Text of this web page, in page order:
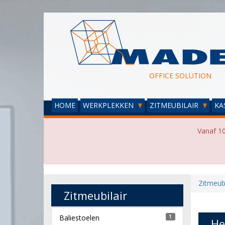
OFFICE SOLUTION
HOME WERKPLEKKEN ZITMEUBILAIR
Vanaf
Zitmeubilair
Baliestoelen 1